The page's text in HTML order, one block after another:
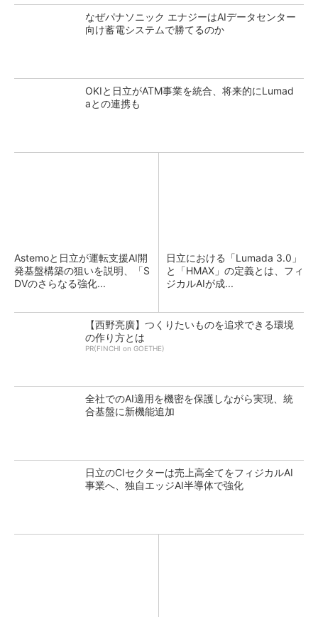
なぜパナソニック エナジーはAIデータセンター
向け蓄電システムで勝てるのか
OKIと日立がATM事業を統合、将来的にLumad
aとの連携も
Astemoと日立が運転支援AI開
発基盤構築の狙いを説明、「S
DVのさらなる強化...
日立における「Lumada 3.0」
と「HMAX」の定義とは、フィ
ジカルAIが成...
【西野亮廣】つくりたいものを追求できる環境
の作り方とは
PR(FINCHI on GOETHE)
全社でのAI適用を機密を保護しながら実現、統
合基盤に新機能追加
日立のCIセクターは売上高全てをフィジカルAI
事業へ、独自エッジAI半導体で強化